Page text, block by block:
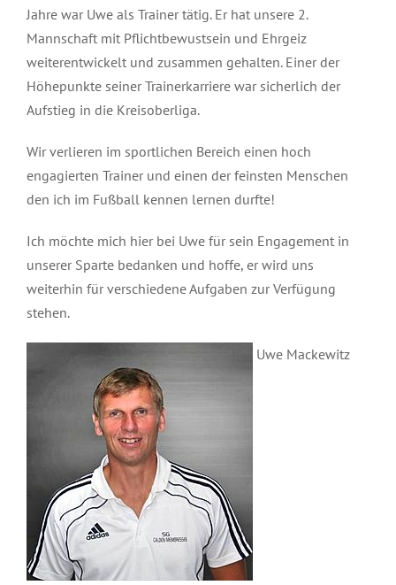
Jahre war Uwe als Trainer tätig. Er hat unsere 2.
Mannschaft mit Pflichtbewustsein und Ehrgeiz
weiterentwickelt und zusammen gehalten. Einer der
Höhepunkte seiner Trainerkarriere war sicherlich der
Aufstieg in die Kreisoberliga.
Wir verlieren im sportlichen Bereich einen hoch
engagierten Trainer und einen der feinsten Menschen
den ich im Fußball kennen lernen durfte!
Ich möchte mich hier bei Uwe für sein Engagement in
unserer Sparte bedanken und hoffe, er wird uns
weiterhin für verschiedene Aufgaben zur Verfügung
stehen.
Uwe Mackewitz